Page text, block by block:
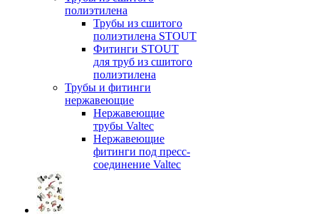
полиэтилена
Трубы из сшитого
полиэтилена STOUT
Фитинги STOUT
для труб из сшитого
полиэтилена
Трубы и фитинги
нержавеющие
Нержавеющие
трубы Valtec
Нержавеющие
фитинги под пресс-
соединение Valtec